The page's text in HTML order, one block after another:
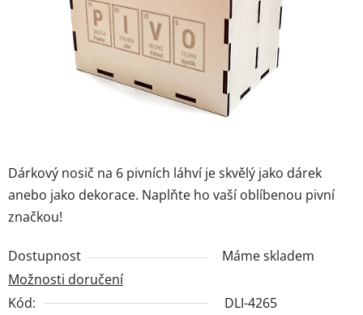
Dárkový nosič na 6 pivních láhví je skvělý jako dárek
anebo jako dekorace. Naplňte ho vaší oblíbenou pivní
značkou!
Dostupnost
Máme skladem
Možnosti doručení
Kód:
DLI-4265